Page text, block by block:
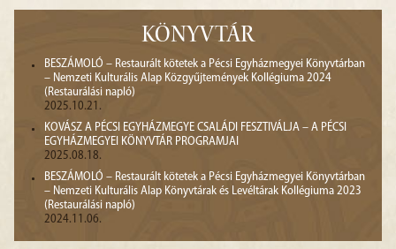
KÖNYVTÁR
BESZÁMOLÓ – Restaurált kötetek a Pécsi Egyházmegyei Könyvtárban
– Nemzeti Kulturális Alap Közgyűjtemények Kollégiuma 2024
(Restaurálási napló)
2025.10.21.
KOVÁSZ A PÉCSI EGYHÁZMEGYE CSALÁDI FESZTIVÁLJA – A PÉCSI
EGYHÁZMEGYEI KÖNYVTÁR PROGRAMJAI
2025.08.18.
BESZÁMOLÓ – Restaurált kötetek a Pécsi Egyházmegyei Könyvtárban
– Nemzeti Kulturális Alap Könyvtárak és Levéltárak Kollégiuma 2023
(Restaurálási napló)
2024.11.06.